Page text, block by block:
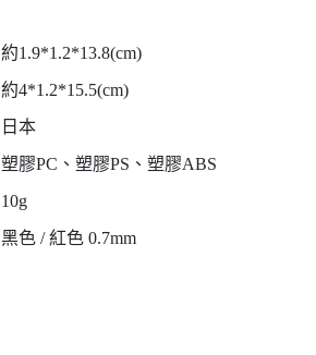
約1.9*1.2*13.8(cm)
約4*1.2*15.5(cm)
日本
塑膠PC、塑膠PS、塑膠ABS
10g
黑色 / 紅色 0.7mm